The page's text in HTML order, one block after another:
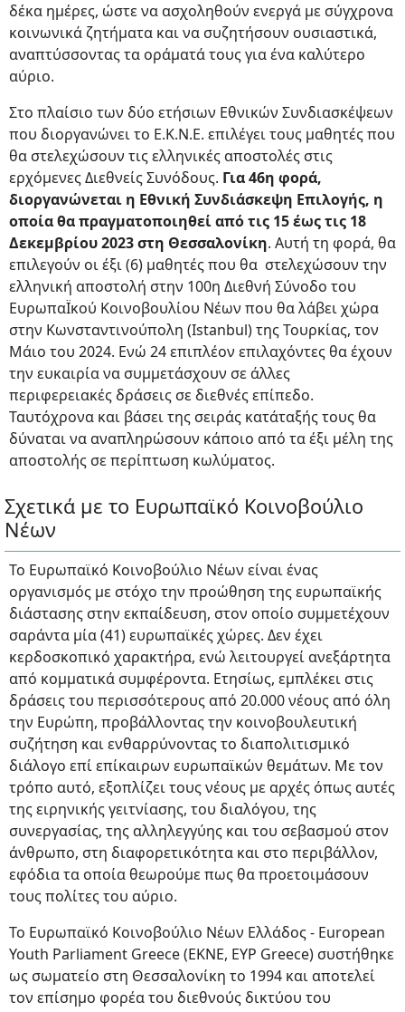
δέκα ημέρες, ώστε να ασχοληθούν ενεργά με σύγχρονα
κοινωνικά ζητήματα και να συζητήσουν ουσιαστικά,
αναπτύσσοντας τα οράματά τους για ένα καλύτερο
αύριο.
Στο πλαίσιο των δύο ετήσιων Εθνικών Συνδιασκέψεων
που διοργανώνει το Ε.Κ.Ν.Ε. επιλέγει τους μαθητές που
θα στελεχώσουν τις ελληνικές αποστολές στις
ερχόμενες Διεθνείς Συνόδους. Για 46η φορά,
διοργανώνεται η Εθνική Συνδιάσκεψη Επιλογής, η
οποία θα πραγματοποιηθεί από τις 15 έως τις 18
Δεκεμβρίου 2023 στη Θεσσαλονίκη. Αυτή τη φορά, θα
επιλεγούν οι έξι (6) μαθητές που θα στελεχώσουν την
ελληνική αποστολή στην 100η Διεθνή Σύνοδο του
ΕυρωπαΪκού Κοινοβουλίου Νέων που θα λάβει χώρα
στην Κωνσταντινούπολη (Istanbul) της Τουρκίας, τον
Μάιο του 2024. Ενώ 24 επιπλέον επιλαχόντες θα έχουν
την ευκαιρία να συμμετάσχουν σε άλλες
περιφερειακές δράσεις σε διεθνές επίπεδο.
Ταυτόχρονα και βάσει της σειράς κατάταξής τους θα
δύναται να αναπληρώσουν κάποιο από τα έξι μέλη της
αποστολής σε περίπτωση κωλύματος.
Σχετικά με το Ευρωπαϊκό Κοινοβούλιο
Νέων
Το Ευρωπαϊκό Κοινοβούλιο Νέων είναι ένας
οργανισμός με στόχο την προώθηση της ευρωπαϊκής
διάστασης στην εκπαίδευση, στον οποίο συμμετέχουν
σαράντα μία (41) ευρωπαϊκές χώρες. Δεν έχει
κερδοσκοπικό χαρακτήρα, ενώ λειτουργεί ανεξάρτητα
από κομματικά συμφέροντα. Ετησίως, εμπλέκει στις
δράσεις του περισσότερους από 20.000 νέους από όλη
την Ευρώπη, προβάλλοντας την κοινοβουλευτική
συζήτηση και ενθαρρύνοντας το διαπολιτισμικό
διάλογο επί επίκαιρων ευρωπαϊκών θεμάτων. Με τον
τρόπο αυτό, εξοπλίζει τους νέους με αρχές όπως αυτές
της ειρηνικής γειτνίασης, του διαλόγου, της
συνεργασίας, της αλληλεγγύης και του σεβασμού στον
άνθρωπο, στη διαφορετικότητα και στο περιβάλλον,
εφόδια τα οποία θεωρούμε πως θα προετοιμάσουν
τους πολίτες του αύριο.
Το Ευρωπαϊκό Κοινοβούλιο Νέων Ελλάδος - European
Youth Parliament Greece (ΕΚΝΕ, EYP Greece) συστήθηκε
ως σωματείο στη Θεσσαλονίκη το 1994 και αποτελεί
τον επίσημο φορέα του διεθνούς δικτύου του